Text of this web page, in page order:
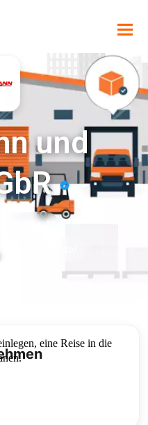
und
Straße 4
mobil.de/
eine Reise in die